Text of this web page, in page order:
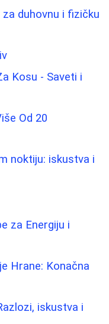
duhovnu i fizičku
Kosu - Saveti i
Od 20
noktiju: iskustva i
za Energiju i
Hrane: Konačna
iskustva i